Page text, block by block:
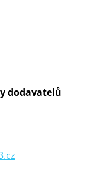
dodavatelů